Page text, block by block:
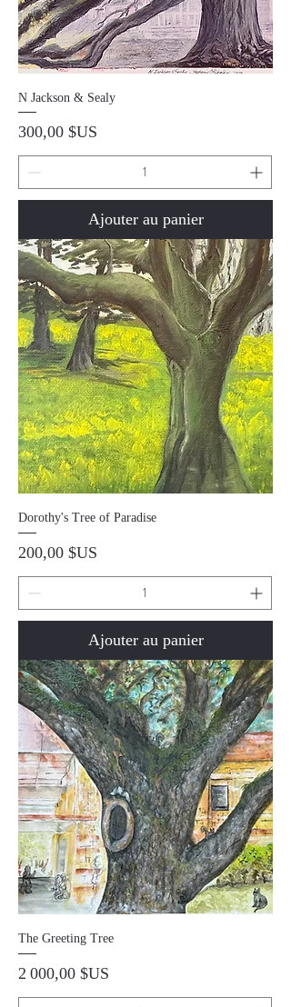
N Jackson & Sealy
Prix
300,00 $US
Ajouter au panier
Dorothy's Tree of Paradise
Prix
200,00 $US
Ajouter au panier
The Greeting Tree
Prix
2 000,00 $US